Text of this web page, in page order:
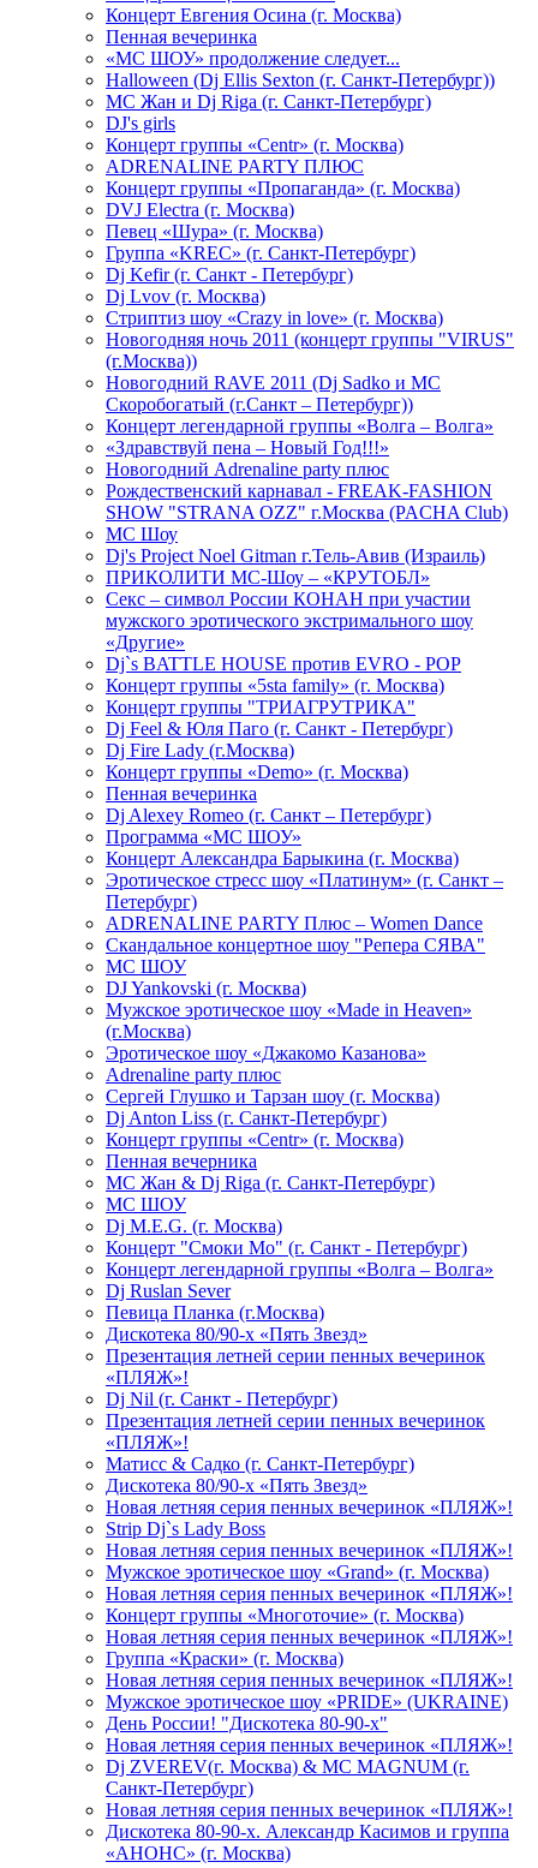
Концерт Евгения Осина (г. Москва)
Пенная вечеринка
«МС ШОУ» продолжение следует...
Halloween (Dj Ellis Sexton (г. Санкт-Петербург))
МС Жан и Dj Riga (г. Санкт-Петербург)
DJ's girls
Концерт группы «Centr» (г. Москва)
ADRENALINE PARTY ПЛЮС
Концерт группы «Пропаганда» (г. Москва)
DVJ Electra (г. Москва)
Певец «Шура» (г. Москва)
Группа «KREC» (г. Санкт-Петербург)
Dj Kefir (г. Санкт - Петербург)
Dj Lvov (г. Москва)
Стриптиз шоу «Crazy in love» (г. Москва)
Новогодняя ночь 2011 (концерт группы "VIRUS"
(г.Москва))
Новогодний RAVE 2011 (Dj Sadko и MC
Скоробогатый (г.Санкт – Петербург))
Концерт легендарной группы «Волга – Волга»
«Здравствуй пена – Новый Год!!!»
Новогодний Adrenaline party плюс
Рождественский карнавал - FREAK-FASHION
SHOW "STRANA OZZ" г.Москва (PACHA Club)
MC Шоу
Dj's Project Noel Gitman г.Тель-Авив (Израиль)
ПРИКОЛИТИ МС-Шоу – «КРУТОБЛ»
Секс – символ России КОНАН при участии
мужского эротического экстримального шоу
«Другие»
Dj`s BATTLE HOUSE против EVRO - POP
Концерт группы «5sta family» (г. Москва)
Концерт группы "ТРИАГРУТРИКА"
Dj Feel & Юля Паго (г. Санкт - Петербург)
Dj Fire Lady (г.Москва)
Концерт группы «Demo» (г. Москва)
Пенная вечеринка
Dj Alexey Romeo (г. Санкт – Петербург)
Программа «МС ШОУ»
Концерт Александра Барыкина (г. Москва)
Эротическое стресс шоу «Платинум» (г. Санкт –
Петербург)
ADRENALINE PARTY Плюс – Women Dance
Скандальное концертное шоу "Репера СЯВА"
МС ШОУ
DJ Yankovski (г. Москва)
Мужское эротическое шоу «Made in Heaven»
(г.Москва)
Эротическое шоу «Джакомо Казанова»
Adrenaline party плюс
Сергей Глушко и Тарзан шоу (г. Москва)
Dj Anton Liss (г. Санкт-Петербург)
Концерт группы «Centr» (г. Москва)
Пенная вечерника
МС Жан & Dj Riga (г. Санкт-Петербург)
МС ШОУ
Dj M.E.G. (г. Москва)
Концерт "Смоки Мо" (г. Санкт - Петербург)
Концерт легендарной группы «Волга – Волга»
Dj Ruslan Sever
Певица Планка (г.Москва)
Дискотека 80/90-х «Пять Звезд»
Презентация летней серии пенных вечеринок
«ПЛЯЖ»!
Dj Nil (г. Санкт - Петербург)
Презентация летней серии пенных вечеринок
«ПЛЯЖ»!
Матисс & Садко (г. Санкт-Петербург)
Дискотека 80/90-х «Пять Звезд»
Новая летняя серия пенных вечеринок «ПЛЯЖ»!
Strip Dj`s Lady Boss
Новая летняя серия пенных вечеринок «ПЛЯЖ»!
Мужское эротическое шоу «Grand» (г. Москва)
Новая летняя серия пенных вечеринок «ПЛЯЖ»!
Концерт группы «Многоточие» (г. Москва)
Новая летняя серия пенных вечеринок «ПЛЯЖ»!
Группа «Краски» (г. Москва)
Новая летняя серия пенных вечеринок «ПЛЯЖ»!
Мужское эротическое шоу «PRIDE» (UKRAINE)
День России! "Дискотека 80-90-х"
Новая летняя серия пенных вечеринок «ПЛЯЖ»!
Dj ZVEREV(г. Москва) & MC MAGNUM (г.
Санкт-Петербург)
Новая летняя серия пенных вечеринок «ПЛЯЖ»!
Дискотека 80-90-х. Александр Касимов и группа
«АНОНС» (г. Москва)